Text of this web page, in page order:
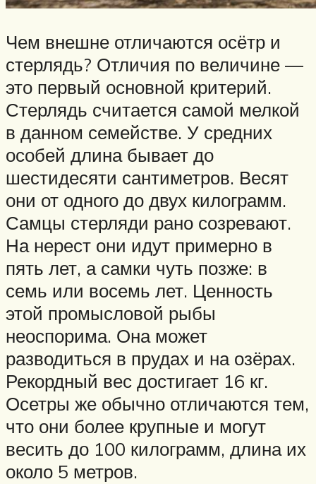
Чем внешне отличаются осётр и
стерлядь? Отличия по величине —
это первый основной критерий.
Стерлядь считается самой мелкой
в данном семействе. У средних
особей длина бывает до
шестидесяти сантиметров. Весят
они от одного до двух килограмм.
Самцы стерляди рано созревают.
На нерест они идут примерно в
пять лет, а самки чуть позже: в
семь или восемь лет. Ценность
этой промысловой рыбы
неоспорима. Она может
разводиться в прудах и на озёрах.
Рекордный вес достигает 16 кг.
Осетры же обычно отличаются тем,
что они более крупные и могут
весить до 100 килограмм, длина их
около 5 метров.